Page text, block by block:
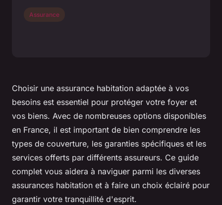
Choisir une assurance habitation adaptée à vos
besoins est essentiel pour protéger votre foyer et
vos biens. Avec de nombreuses options disponibles
en France, il est important de bien comprendre les
types de couverture, les garanties spécifiques et les
services offerts par différents assureurs. Ce guide
complet vous aidera à naviguer parmi les diverses
assurances habitation et à faire un choix éclairé pour
garantir votre tranquillité d'esprit.
Assurance